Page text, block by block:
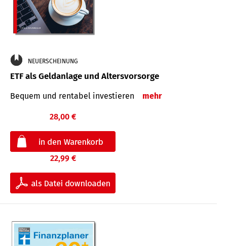
NEUERSCHEINUNG
ETF als Geldanlage und Altersvorsorge
Bequem und rentabel investieren mehr
28,00 €
22,99 €